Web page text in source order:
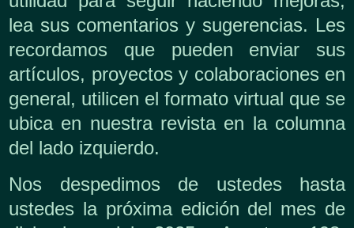
lea sus comentarios y sugerencias. Les
recordamos que pueden enviar sus
artículos, proyectos y colaboraciones en
general, utilicen el formato virtual que se
ubica en nuestra revista en la columna
del lado izquierdo.
Nos despedimos de ustedes hasta
ustedes la próxima edición del mes de